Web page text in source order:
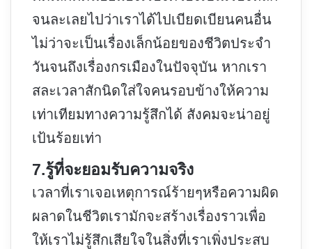
จนละเลยไปว่าเราได้ไปเบียดเบียนคนอื่น
ไม่ว่าจะเป็นเรื่องเล็กน้อยของชีวิตประจำ
วันจนถึงเรื่องกรเมืองในปัจจุบัน หากเรา
สละเวลาสักนิดใส่ใจคนรอบข้างให้ความ
เท่าเทียมทางความรู้สึกได้ สังคมจะน่าอยู่
เป้นร้อยเท่า
7.รู้ที่จะยอมรับความจริง
เวลาที่เราเจอเหตุการณ์ร้ายๆหรือความผิด
ผลาดในชีวิตเรามักจะสร้างเรื่องราวเพื่อ
ให้เราไม่รู้สึกเสียใจในสิ่งที่เราเพิ่งประสบ